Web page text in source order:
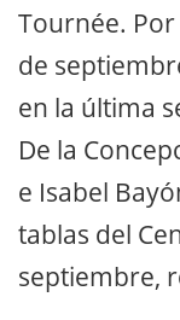
Tournée.
de
en la última
De la
e Isabel
tablas del
septiembre,